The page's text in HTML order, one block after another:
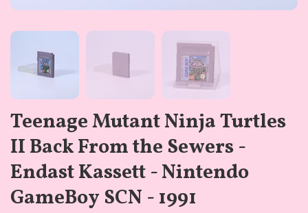
Teenage Mutant Ninja Turtles
II Back From the Sewers -
Endast Kassett - Nintendo
GameBoy SCN - 1991